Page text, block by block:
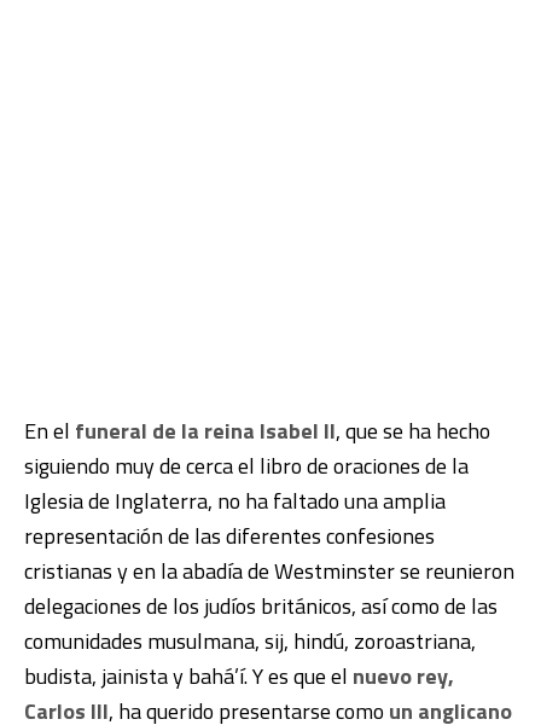
En el funeral de la reina Isabel II, que se ha hecho
siguiendo muy de cerca el libro de oraciones de la
Iglesia de Inglaterra, no ha faltado una amplia
representación de las diferentes confesiones
cristianas y en la abadía de Westminster se reunieron
delegaciones de los judíos británicos, así como de las
comunidades musulmana, sij, hindú, zoroastriana,
budista, jainista y bahá’í. Y es que el nuevo rey,
Carlos III, ha querido presentarse como un anglicano